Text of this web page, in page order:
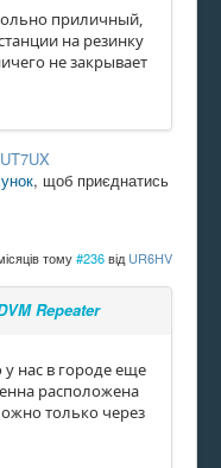
приличный,
на резинку
не закрывает
UT7UX
, щоб приєднатись
тому #236 від UR6HV
Repeater
нас в городе еще
расположена
только через